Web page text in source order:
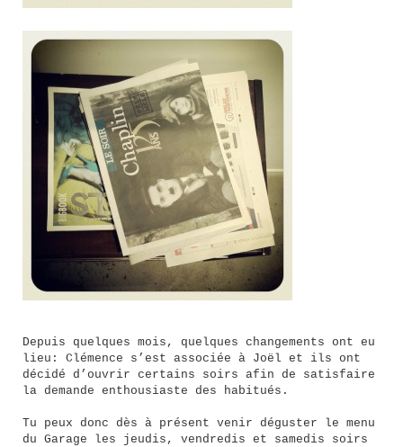
Depuis quelques mois, quelques changements ont eu
lieu: Clémence s’est associée à Joël et ils ont
décidé d’ouvrir certains soirs afin de satisfaire
la demande enthousiaste des habitués.
Tu peux donc dès à présent venir déguster le menu
du Garage les jeudis, vendredis et samedis soirs